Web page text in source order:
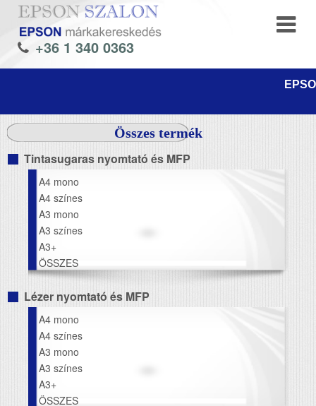
+36 1 340 0363
Összes termék
Tintasugaras nyomtató és MFP
A4 mono
A4 színes
A3 mono
A3 színes
A3+
ÖSSZES
Lézer nyomtató és MFP
A4 mono
A4 színes
A3 mono
A3 színes
A3+
ÖSSZES